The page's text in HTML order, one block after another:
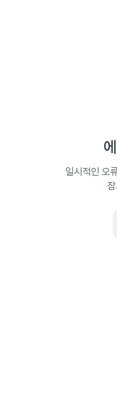
일시적인 오